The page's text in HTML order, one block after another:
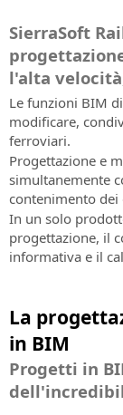
alle
infrastrutture
di
trasporto
Infra
Design
Studio
BIM
per
la
progettazione
ferroviaria,
stradale
e
idraulica
Design
Studio
Software
BIM
per
software
per
lo
scambio
informativo
SierraSoft
BIM
Checking
Estensione
software
per
l'analisi
verifica
informativa
e
le
costruzioni
di
infrastrutture
e
le
costruzioni
Codici
di
attivazione
Richiesta
codici
di
attivazione
di
prodotti
e
trial
version
tecnico
Caratteristiche
servizio
Contatti
Indirizzi,
contatti
e
rete
di
vendita
Notizie
e
Newsletter
Le
da
SierraSoft
Eventi
in
Twitter)
Instagram
Tieniti
informato
su
novità,
promozioni
e
offerte
riguardanti
i
prodotti,
i
servizi
e
di
SierraSoft
SierraSoft
Store
Acquista
i
prodotti
SierraSoft
direttamente
on-
line
Condizioni
Generali
Prendi
visione
delle
Condizioni
Generali
LINGUA
Italiano
English
Portugûes
Español
Deutsch
Français
ferroviarie
con
l'utilizzo
del
software
SierraSoft
Rails.
Provalo
Scarica
subito
la
trial
metti
prova
la
sua
SierraSoft
l'alta
Le funzioni BIM
modificare,
ferroviari.
Progettazione e
simultanemente
contenimento dei
In un solo
progettazione, il
informativa e il
La
in BIM
Progetti in